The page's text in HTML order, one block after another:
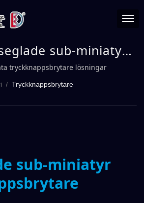
sub-miniatyr
8A-serien |
tryckknappsbrytare lösningar
/ Tryckknappsbrytare
sub-miniatyr